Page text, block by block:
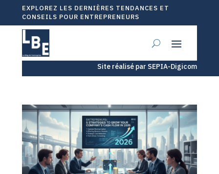
EXPLOREZ LES DERNIÈRES TENDANCES ET
CONSEILS POUR ENTREPRENEURS
Site réalisé par SEPIA-Digicom